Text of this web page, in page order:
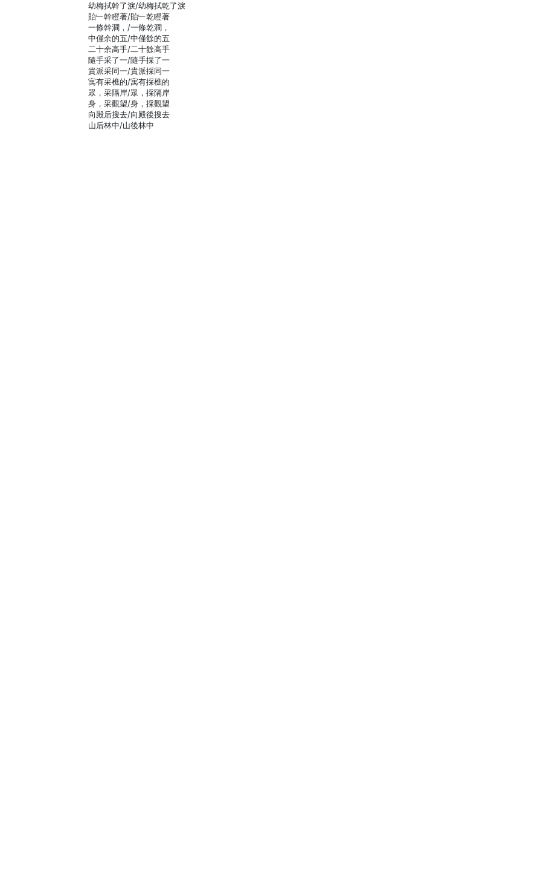
幼梅拭幹了淚/幼梅拭乾了淚
貽﹂幹瞪著/貽﹂乾瞪著
一條幹澗，/一條乾澗，
中僅余的五/中僅餘的五
二十余高手/二十餘高手
隨手采了一/隨手採了一
貴派采同一/貴派採同一
寓有采樵的/寓有採樵的
眾，采隔岸/眾，採隔岸
身，采觀望/身，採觀望
向殿后搜去/向殿後搜去
山后林中/山後林中